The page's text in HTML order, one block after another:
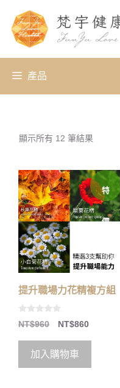
產品
顯示所有 12 筆結果
特
價
提升職場力花精複方組
0
o
5
NT$960 NT$860
加入購物車